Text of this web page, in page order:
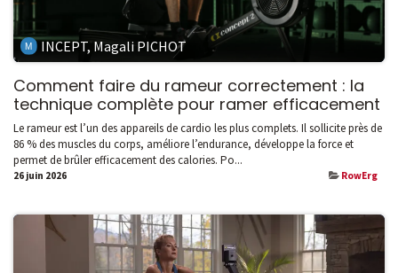
INCEPT, Magali PICHOT
Comment faire du rameur correctement : la
technique complète pour ramer efficacement
Le rameur est l’un des appareils de cardio les plus complets. Il sollicite près de
86 % des muscles du corps, améliore l’endurance, développe la force et
permet de brûler efficacement des calories. Po...
26 juin 2026 RowErg